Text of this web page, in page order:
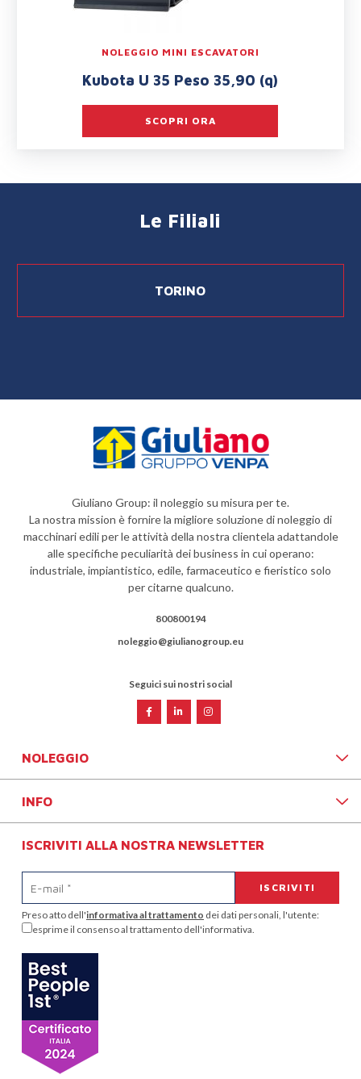
NOLEGGIO MINI ESCAVATORI
Kubota U 35 Peso 35,90 (q)
SCOPRI ORA
Le Filiali
TORINO
Giuliano Group: il noleggio su misura per te.
La nostra mission è fornire la migliore soluzione di noleggio di
macchinari edili per le attività della nostra clientela adattandole
alle specifiche peculiarità dei business in cui operano:
industriale, impiantistico, edile, farmaceutico e fieristico solo
per citarne qualcuno.
800800194
noleggio@giulianogroup.eu
Seguici sui nostri social
NOLEGGIO
INFO
ISCRIVITI ALLA NOSTRA NEWSLETTER
Preso atto dell'informativa al trattamento dei dati personali, l'utente:
esprime il consenso al trattamento dell'informativa.